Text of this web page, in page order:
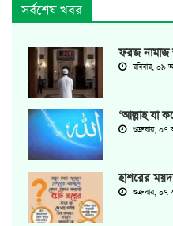
সর্বশেষ খবর
ফরজ নামাজ
রবিবার, ০৯
‘আল্লাহ যা
শুক্রবার,
হাশরের
শুক্রবার,